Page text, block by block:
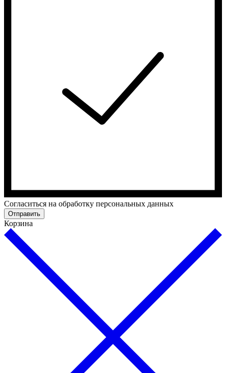
Cогласиться на обработку персональных данных
Отправить
Корзина